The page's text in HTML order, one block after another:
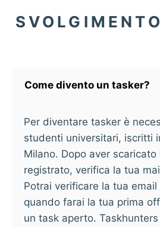
Come divento un tasker?
Per diventare tasker è
studenti universitari, iscritti
Milano. Dopo aver scaricato
registrato, verifica la tua
Potrai verificare la tua
quando farai la tua prima
un task aperto.